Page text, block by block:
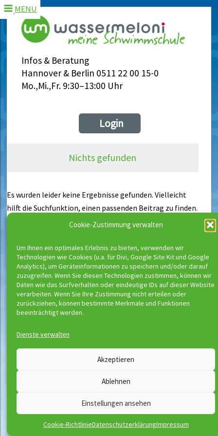
Cookie-Zustimmung verwalten
Um Ihnen ein optimales Erlebnis zu bieten, verwenden wir
Technologien wie Cookies (u.a. für Divi, Google Site Kit und Google
Analytics), um Geräteinformationen zu speichern und/oder darauf
zuzugreifen. Wenn Sie diesen Technologien zustimmen, können wir
Daten wie das Surfverhalten oder eindeutige IDs auf dieser Website
verarbeiten. Wenn Sie Ihre Zustimmung nicht erteilen oder
zurückziehen, können bestimmte Merkmale und Funktionen
beeinträchtigt werden.
Dienste verwalten
Akzeptieren
Ablehnen
Einstellungen ansehen
Cookie-RichtlinieDatenschutzerklärungImpressum
Infos & Beratung
Hannover & Berlin 0511 22 00 15-0
Mo.,Mi.,Fr. 9:30–13:00 Uhr
MENU
Login
Nichts gefunden
Es wurden leider keine Ergebnisse gefunden. Vielleicht
hilft die Suchfunktion, einen passenden Beitrag zu finden.
nach:
Neueste Beiträge
Buchungsstart der neuen Kurse
Richtig schwimmen kann man erst ab Bronze
Wassermeloni © 2026
Kontakt
Satzung
Datenschutzerklärung